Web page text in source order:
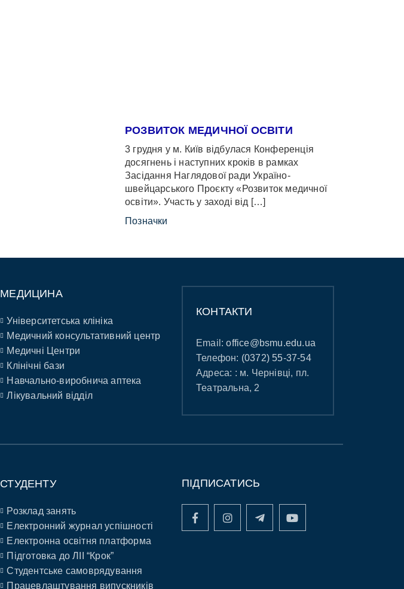
РОЗВИТОК МЕДИЧНОЇ ОСВІТИ
3 грудня у м. Київ відбулася Конференція
досягнень і наступних кроків в рамках
Засідання Наглядової ради Україно-
швейцарського Проєкту «Розвиток медичної
освіти». Участь у заході від […]
Позначки
МЕДИЦИНА
Університетська клініка
Медичний консультативний центр
Медичні Центри
Клінічні бази
Навчально-виробнича аптека
Лікувальний відділ
КОНТАКТИ
Email:office@bsmu.edu.ua
Телефон: (0372) 55-37-54
Адреса: : м. Чернівці, пл.
Театральна, 2
СТУДЕНТУ
Розклад занять
Електронний журнал успішності
Електронна освітня платформа
Підготовка до ЛІІ “Крок”
Студентське самоврядування
Працевлаштування випускників
ПІДПИСАТИСЬ